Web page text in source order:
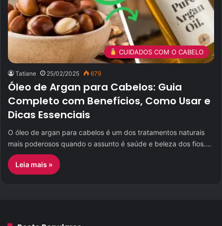
CUIDADOS COM O CABELO
Tatiane 25/02/2025 679
Óleo de Argan para Cabelos: Guia
Completo com Benefícios, Como Usar e
Dicas Essenciais
O óleo de argan para cabelos é um dos tratamentos naturais
mais poderosos quando o assunto é saúde e beleza dos fios.…
Leia mais »